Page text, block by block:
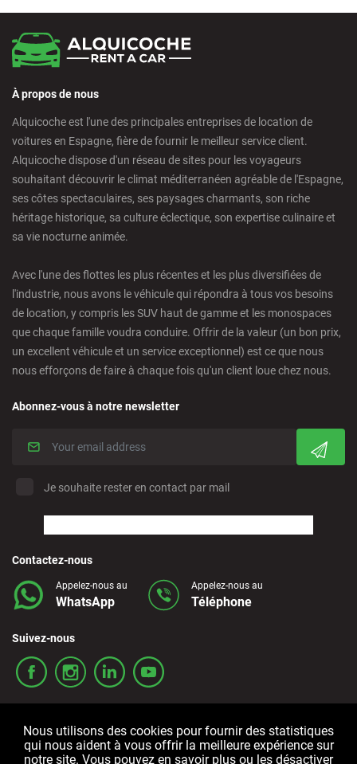
À propos de nous
Alquicoche est l'une des principales entreprises de location de
voitures en Espagne, fière de fournir le meilleur service client.
Alquicoche dispose d'un réseau de sites pour les voyageurs
souhaitant découvrir le climat méditerranéen agréable de l'Espagne,
ses côtes spectaculaires, ses paysages charmants, son riche
héritage historique, sa culture éclectique, son expertise culinaire et
sa vie nocturne animée.
Avec l'une des flottes les plus récentes et les plus diversifiées de
l'industrie, nous avons le véhicule qui répondra à tous vos besoins
de location, y compris les SUV haut de gamme et les monospaces
que chaque famille voudra conduire. Offrir de la valeur (un bon prix,
un excellent véhicule et un service exceptionnel) est ce que nous
nous efforçons de faire à chaque fois qu'un client loue chez nous.
Abonnez-vous à notre newsletter
Je souhaite rester en contact par mail
Contactez-nous
Appelez-nous au
WhatsApp
Appelez-nous au
Téléphone
Suivez-nous
Nous utilisons des cookies pour fournir des statistiques
qui nous aident à vous offrir la meilleure expérience sur
notre site. Vous pouvez en savoir plus ou les désactiver